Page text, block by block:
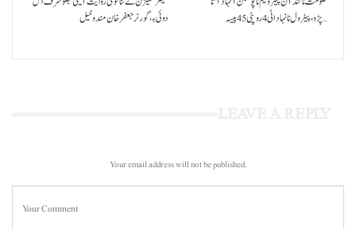
دوئی ءِ،گورنر جعفرخان مندوخیل
پڑو،پیٹرول نا نہاد اٹی 4 روپئی 45 پیسہ…
Your email address will not be published.